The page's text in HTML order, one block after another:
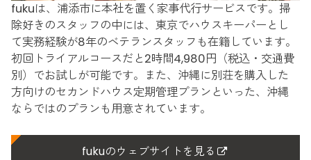
fukuは、浦添市に本社を置く家事代行サービスです。掃
除好きのスタッフの中には、東京でハウスキーパーとし
て実務経験が8年のベテランスタッフも在籍しています。
初回トライアルコースだと2時間4,980円（税込・交通費
別）でお試しが可能です。また、沖縄に別荘を購入した
方向けのセカンドハウス定期管理プランといった、沖縄
ならではのプランも用意されています。
fukuのウェブサイトを見る